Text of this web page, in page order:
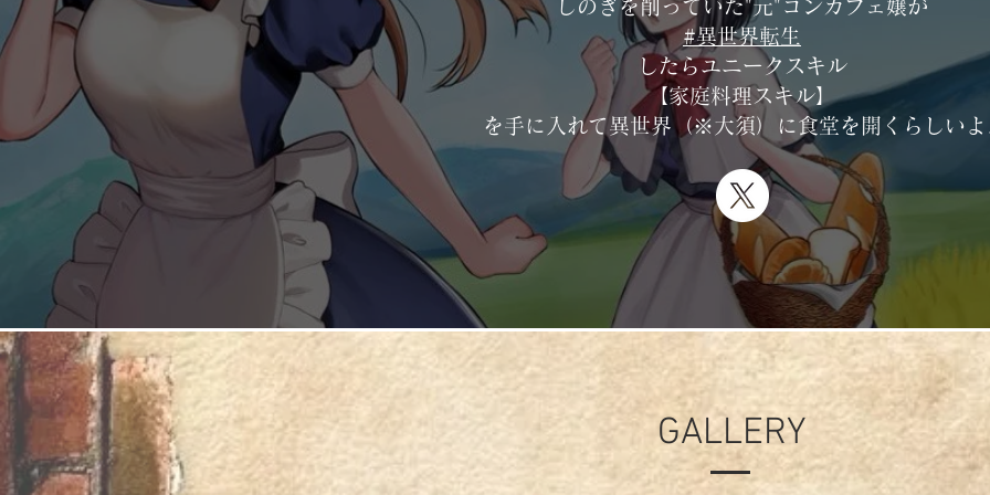
しのぎを削っていた"元"コンカフェ嬢が
#異世界転生
したらユニークスキル
【家庭料理スキル】
を手に入れて異世界（※大須）に食堂を開くらしい
GALLERY